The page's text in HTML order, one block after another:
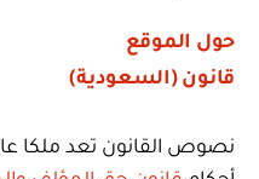
حول الموقع
قانون (السعودية)
نصوص القانون تعد ملكا